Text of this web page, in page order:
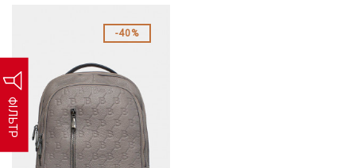
ФІЛЬТР
40%